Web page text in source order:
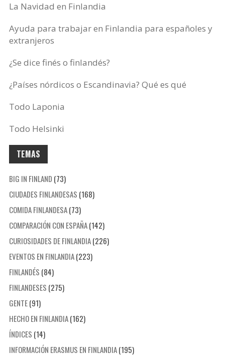
La Navidad en Finlandia
Ayuda para trabajar en Finlandia para españoles y
extranjeros
¿Se dice finés o finlandés?
¿Países nórdicos o Escandinavia? Qué es qué
Todo Laponia
Todo Helsinki
TEMAS
BIG IN FINLAND (73)
CIUDADES FINLANDESAS (168)
COMIDA FINLANDESA(73)
COMPARACIÓN CON ESPAÑA(142)
CURIOSIDADES DE FINLANDIA(226)
EVENTOS EN FINLANDIA(223)
FINLANDÉS (84)
FINLANDESES (275)
GENTE(91)
HECHO EN FINLANDIA(162)
ÍNDICES (14)
INFORMACIÓN ERASMUS EN FINLANDIA(195)